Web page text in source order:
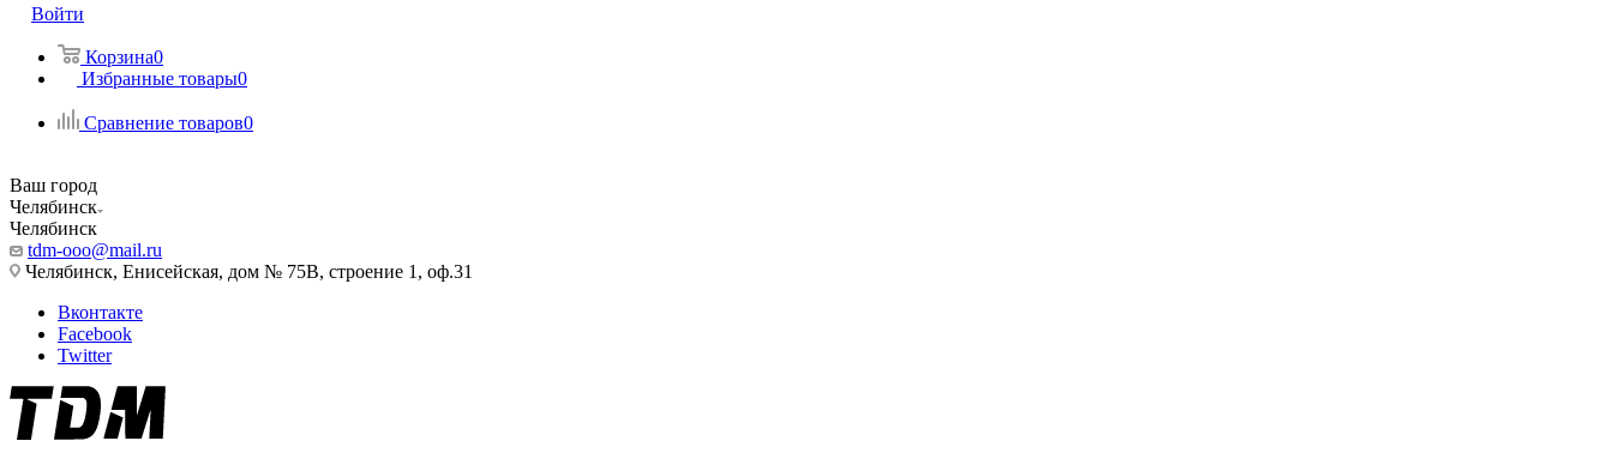
Войти
Корзина0
Избранные товары0
Сравнение товаров0
Ваш город
Челябинск
Челябинск
tdm-ooo@mail.ru
Челябинск, Енисейская, дом № 75В, строение 1, оф.31
Вконтакте
Facebook
Twitter